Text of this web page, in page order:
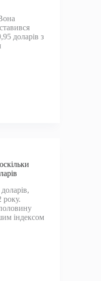
доларів з
року.
індексом